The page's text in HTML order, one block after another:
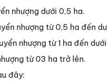
nhượng dưới 0,5 ha.
nhượng từ 0,5 ha đến
nhượng từ 1 ha đến
từ 03 ha trở lên.
đây: